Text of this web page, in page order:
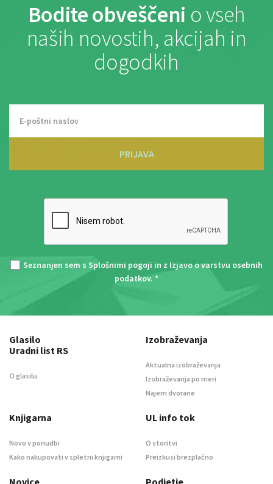
Bodite obveščeni o vseh
naših novostih, akcijah in
dogodkih
PRIJAVA
Seznanjen sem s Splošnimi pogoji in z Izjavo o varstvu osebnih
podatkov. *
Glasilo
Uradni list RS
O glasilu
Izobraževanja
Aktualna izobraževanja
Izobraževanja po meri
Najem dvorane
Knjigarna
Novo v ponudbi
Kako nakupovati v spletni knjigarni
UL info tok
O storitvi
Preizkusi brezplačno